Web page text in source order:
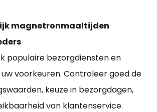
magnetronmaaltijden
populaire bezorgdiensten en
voorkeuren. Controleer goed de
keuze in bezorgdagen,
van klantenservice.